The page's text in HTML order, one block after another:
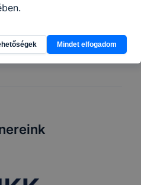
Mindet elfogadom